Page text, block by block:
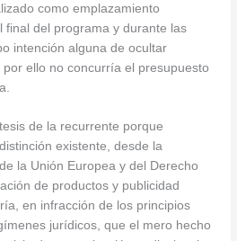
como emplazamiento
final del programa y durante las
intención alguna de ocultar
ello no concurría el presupuesto
de la recurrente porque
existente, desde la
la Unión Europea y del Derecho
de productos y publicidad
en infracción de los principios
jurídicos, que el mero hecho